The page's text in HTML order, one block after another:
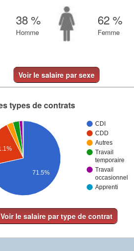
38 %
Homme
62 %
Femme
Voir le salaire par sexe
types de contrats
CDI
CDD
Autres
Travail
temporaire
Travail
occasionnel
Apprenti
71.5%
Voir le salaire par type de contrat